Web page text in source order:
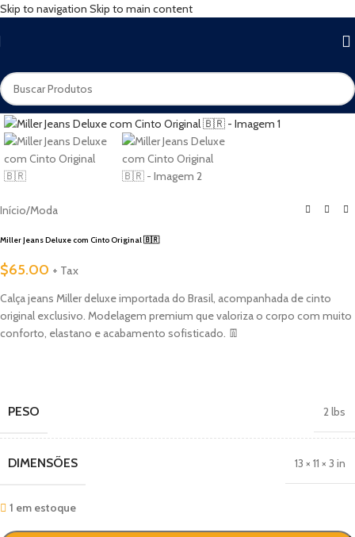
Skip to navigation Skip to main content
Início/Moda
Miller Jeans Deluxe com Cinto Original 🇧🇷
$65.00 + Tax
Calça jeans Miller deluxe importada do Brasil, acompanhada de cinto
original exclusivo. Modelagem premium que valoriza o corpo com muito
conforto, elastano e acabamento sofisticado. 👖
PESO 2 lbs
DIMENSÕES 13 × 11 × 3 in
1 em estoque